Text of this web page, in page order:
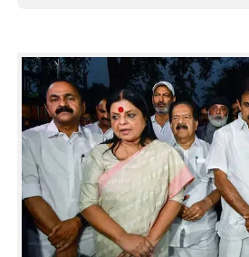
INFO+
ART
ASTRO
CARTOONS